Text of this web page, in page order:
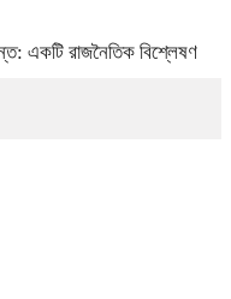
একটি রাজনৈতিক বিশ্লেষণ